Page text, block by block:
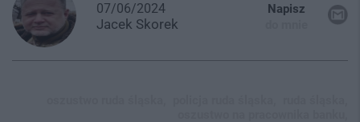
07/06/2024
Jacek Skorek
Napisz